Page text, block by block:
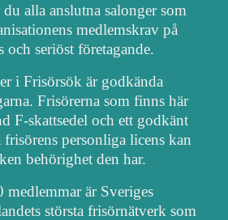
alla anslutna salonger som
medlemskrav på
och seriöst företagande.
i Frisörsök är godkända
Frisörerna som finns här
F-skattsedel och ett godkänt
frisörens personliga licens kan
behörighet den har.
medlemmar är Sveriges
största frisörnätverk som